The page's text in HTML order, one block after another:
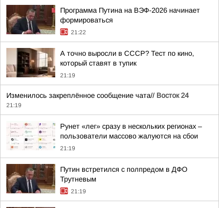
Программа Путина на ВЭФ-2026 начинает
формироваться
21:22
А точно выросли в СССР? Тест по кино,
который ставят в тупик
21:19
Изменилось закреплённое сообщение чата// Восток 24
21:19
Рунет «лег» сразу в нескольких регионах –
пользователи массово жалуются на сбои
21:19
Путин встретился с полпредом в ДФО
Трутневым
21:19